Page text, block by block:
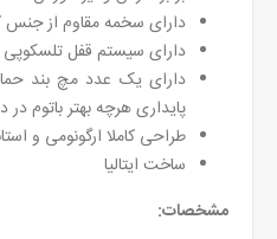
دارای سخمه مقاوم از جنس
دارای سیستم قفل تلسکوپی
دارای یک عدد مچ بند
پایداری هرچه بهتر باتوم در
طراحی کاملا ارگونومی و
ساخت ایتالیا
مشخصات: